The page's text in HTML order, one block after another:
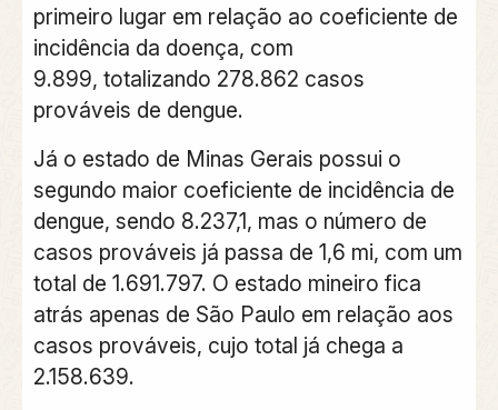
primeiro lugar em relação ao coeficiente de
incidência da doença, com
9.899, totalizando 278.862 casos
prováveis de dengue.
Já o estado de Minas Gerais possui o
segundo maior coeficiente de incidência de
dengue, sendo 8.237,1, mas o número de
casos prováveis já passa de 1,6 mi, com um
total de 1.691.797. O estado mineiro fica
atrás apenas de São Paulo em relação aos
casos prováveis, cujo total já chega a
2.158.639.